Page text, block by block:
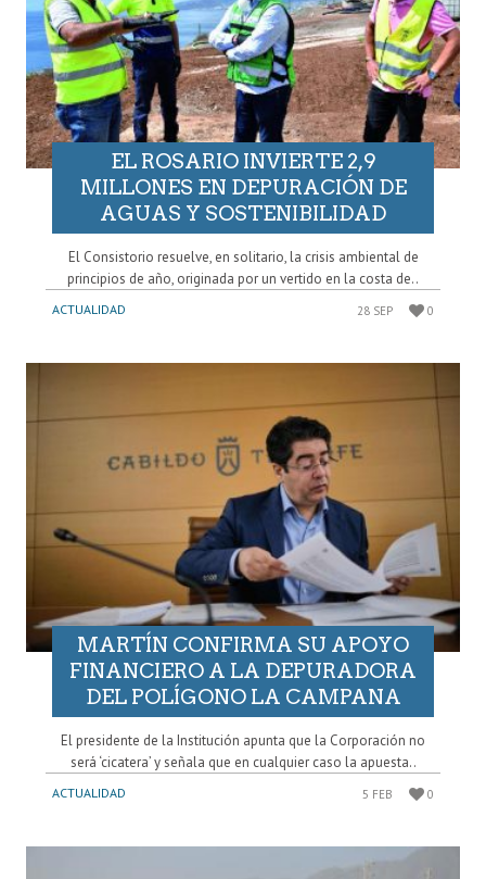
EL ROSARIO INVIERTE 2,9
MILLONES EN DEPURACIÓN DE
AGUAS Y SOSTENIBILIDAD
El Consistorio resuelve, en solitario, la crisis ambiental de
principios de año, originada por un vertido en la costa de..
ACTUALIDAD 28 SEP 0
MARTÍN CONFIRMA SU APOYO
FINANCIERO A LA DEPURADORA
DEL POLÍGONO LA CAMPANA
El presidente de la Institución apunta que la Corporación no
será ‘cicatera’ y señala que en cualquier caso la apuesta..
ACTUALIDAD 5 FEB 0